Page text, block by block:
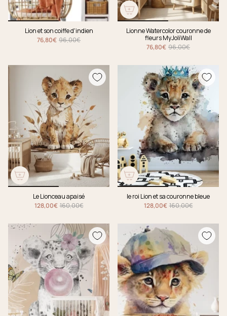
Lion et son coiffe d'indien
76,80€ 96,00€
Lionne Watercolor couronne de
fleurs MyJoliWall
76,80€ 96,00€
Le Lionceau apaisé
128,00€ 160,00€
le roi Lion et sa couronne bleue
128,00€ 160,00€